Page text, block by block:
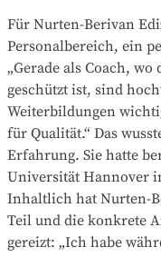
Für Nurten-Berivan
Personalbereich, ein
„Gerade als Coach,
geschützt ist, sind
Weiterbildungen
für Qualität.“ Das
Erfahrung. Sie hatte
Universität Hannover
Inhaltlich hat Nurten-
Teil und die konkrete
gereizt: „Ich habe